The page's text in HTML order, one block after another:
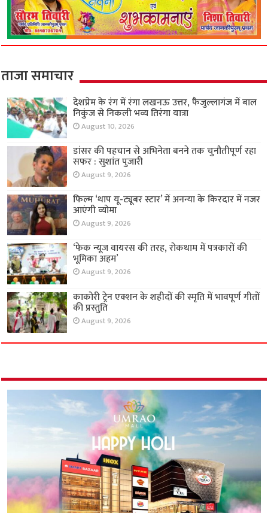
ताजा समाचार
देशप्रेम के रंग में रंगा लखनऊ उत्तर, फैजुल्लागंज में बाल
निकुंज से निकली भव्य तिरंगा यात्रा
August 10, 2026
डांसर की पहचान से अभिनेता बनने तक चुनौतीपूर्ण रहा
सफर : सुशांत पुजारी
August 9, 2026
फिल्म ‘थाप यू-ट्यूबर स्टार’ में अनन्या के किरदार में नजर
आएंगी व्योमा
August 9, 2026
‘फेक न्यूज वायरस की तरह, रोकथाम में पत्रकारों की
भूमिका अहम’
August 9, 2026
काकोरी ट्रेन एक्शन के शहीदों की स्मृति में भावपूर्ण गीतों
की प्रस्तुति
August 9, 2026